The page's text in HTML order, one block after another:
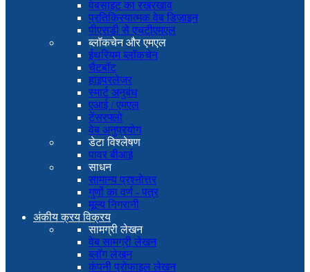
वेबसाइट का रखरखाव
प्रतिक्रियात्मक वेब डिज़ाइन
पीएसडी से एचटीएमएल
ब्लॉकचेन और एमएल
ईथरियम ब्लॉकचेन
चैटबॉट
हाइपरलेजर
स्मार्ट अनुबंध
एआई / एमएल
टेंसरफ्लो
वेब अनुप्रयोग
डेटा विश्लेषण
पावर बीआई
साधन
सामान्य प्रश्नोत्तर
गुणों का वर्ण - पत्र
मूल्य निगरानी
अंकीय क्रय विक्रय
सामग्री लेखन
वेब सामग्री लेखन
ब्लॉग लेखन
कंपनी प्रोफाइल लेखन